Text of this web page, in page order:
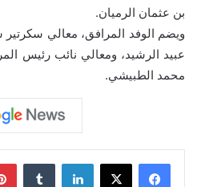
بن عثمان الرميان.
ويضم الوفد المرافق، معالي سكرتير
عبيد الرشيد، ومعالي نائب رئيس
محمد الطبيشي.
لينكدإن